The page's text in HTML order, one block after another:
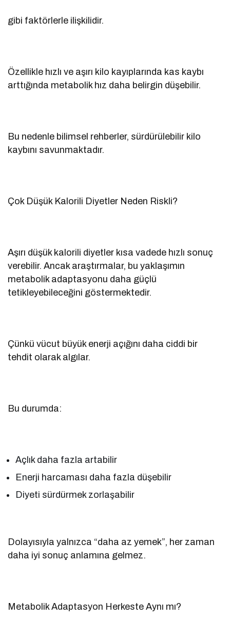
gibi faktörlerle ilişkilidir.
Özellikle hızlı ve aşırı kilo kayıplarında kas kaybı
arttığında metabolik hız daha belirgin düşebilir.
Bu nedenle bilimsel rehberler, sürdürülebilir kilo
kaybını savunmaktadır.
Çok Düşük Kalorili Diyetler Neden Riskli?
Aşırı düşük kalorili diyetler kısa vadede hızlı sonuç
verebilir. Ancak araştırmalar, bu yaklaşımın
metabolik adaptasyonu daha güçlü
tetikleyebileceğini göstermektedir.
Çünkü vücut büyük enerji açığını daha ciddi bir
tehdit olarak algılar.
Bu durumda:
Açlık daha fazla artabilir
Enerji harcaması daha fazla düşebilir
Diyeti sürdürmek zorlaşabilir
Dolayısıyla yalnızca “daha az yemek”, her zaman
daha iyi sonuç anlamına gelmez.
Metabolik Adaptasyon Herkeste Aynı mı?